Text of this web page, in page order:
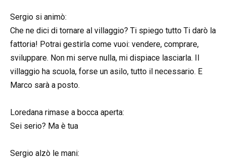
Sergio si animò:
Che ne dici di tornare al villaggio? Ti spiego tutto Ti darò la
fattoria! Potrai gestirla come vuoi: vendere, comprare,
sviluppare. Non mi serve nulla, mi dispiace lasciarla. Il
villaggio ha scuola, forse un asilo, tutto il necessario. E
Marco sarà a posto.
Loredana rimase a bocca aperta:
Sei serio? Ma è tua
Sergio alzò le mani: